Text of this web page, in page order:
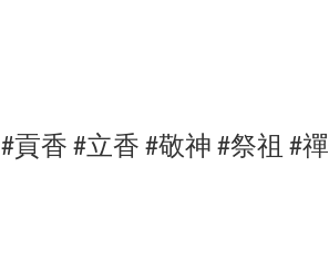
#貢香 #立香 #敬神 #祭祖 #